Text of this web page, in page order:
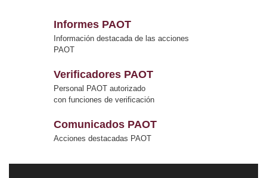
Informes PAOT
Información destacada de las acciones
PAOT
Verificadores PAOT
Personal PAOT autorizado
con funciones de verificación
Comunicados PAOT
Acciones destacadas PAOT